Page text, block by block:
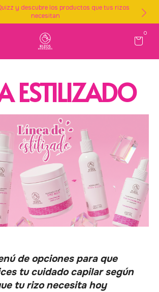
y descubre los productos que tus rizos
necesitan
0
ESTILIZADO
de opciones para que
tu cuidado capilar según
tu rizo necesita hoy